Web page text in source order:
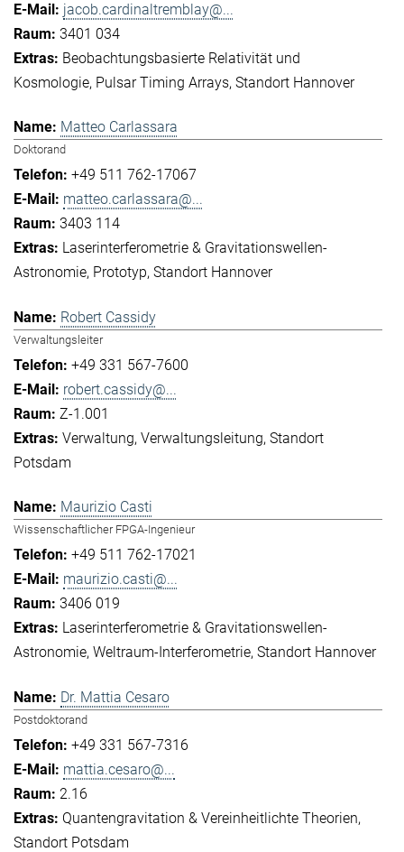
jacob.cardinaltremblay@...
3401 034
Beobachtungsbasierte Relativität und
Kosmologie Pulsar Timing Arrays Standort Hannover
Matteo Carlassara
Doktorand
+49 511 762-17067
matteo.carlassara@...
3403 114
Laserinterferometrie & Gravitationswellen-
Astronomie Prototyp Standort Hannover
Robert Cassidy
Verwaltungsleiter
+49 331 567-7600
robert.cassidy@...
Z-1.001
Verwaltung Verwaltungsleitung Standort
Potsdam
Maurizio Casti
Wissenschaftlicher FPGA-Ingenieur
+49 511 762-17021
maurizio.casti@...
3406 019
Laserinterferometrie & Gravitationswellen-
Astronomie Weltraum-Interferometrie Standort Hannover
Dr. Mattia Cesaro
Postdoktorand
+49 331 567-7316
mattia.cesaro@...
2.16
Quantengravitation & Vereinheitlichte Theorien
Standort Potsdam